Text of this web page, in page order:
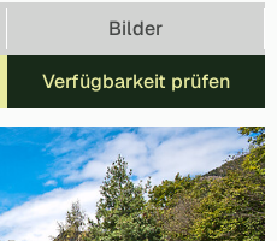
Bilder
Verfügbarkeit prüfen